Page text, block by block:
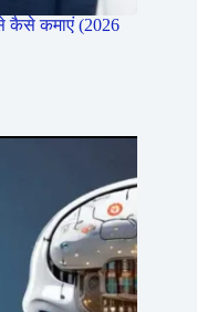
कैसे कमाएं (2026